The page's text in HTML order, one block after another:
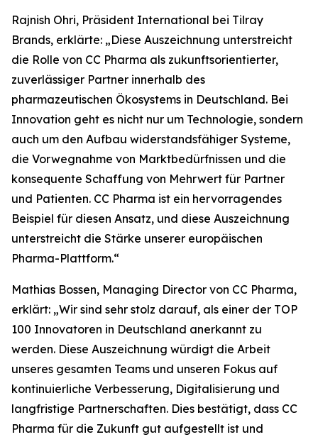
Rajnish Ohri, Präsident International bei Tilray
Brands, erklärte: „Diese Auszeichnung unterstreicht
die Rolle von CC Pharma als zukunftsorientierter,
zuverlässiger Partner innerhalb des
pharmazeutischen Ökosystems in Deutschland. Bei
Innovation geht es nicht nur um Technologie, sondern
auch um den Aufbau widerstandsfähiger Systeme,
die Vorwegnahme von Marktbedürfnissen und die
konsequente Schaffung von Mehrwert für Partner
und Patienten. CC Pharma ist ein hervorragendes
Beispiel für diesen Ansatz, und diese Auszeichnung
unterstreicht die Stärke unserer europäischen
Pharma-Plattform.“
Mathias Bossen, Managing Director von CC Pharma,
erklärt: „Wir sind sehr stolz darauf, als einer der TOP
100 Innovatoren in Deutschland anerkannt zu
werden. Diese Auszeichnung würdigt die Arbeit
unseres gesamten Teams und unseren Fokus auf
kontinuierliche Verbesserung, Digitalisierung und
langfristige Partnerschaften. Dies bestätigt, dass CC
Pharma für die Zukunft gut aufgestellt ist und